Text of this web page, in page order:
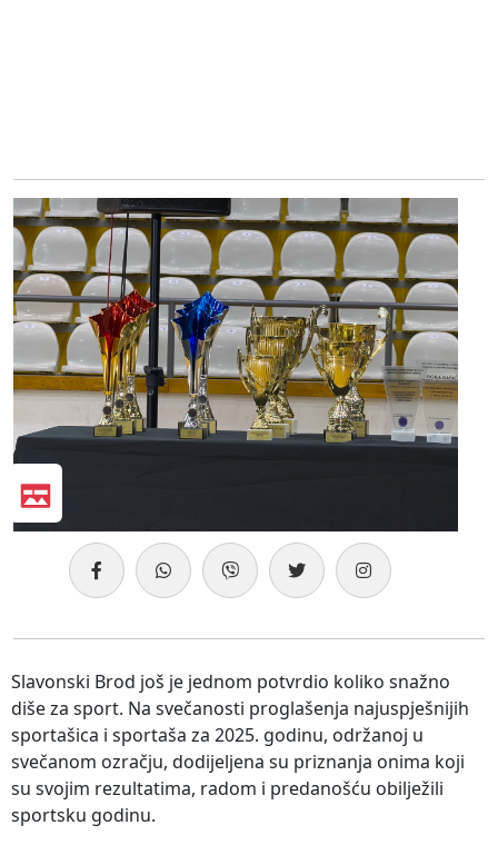
Slavonski Brod još je jednom potvrdio koliko snažno
diše za sport. Na svečanosti proglašenja najuspješnijih
sportašica i sportaša za 2025. godinu, održanoj u
svečanom ozračju, dodijeljena su priznanja onima koji
su svojim rezultatima, radom i predanošću obilježili
sportsku godinu.